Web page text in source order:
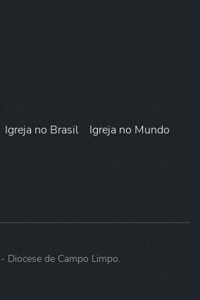
Igreja no Brasil
Igreja no Mundo
Diocese de Campo Limpo.